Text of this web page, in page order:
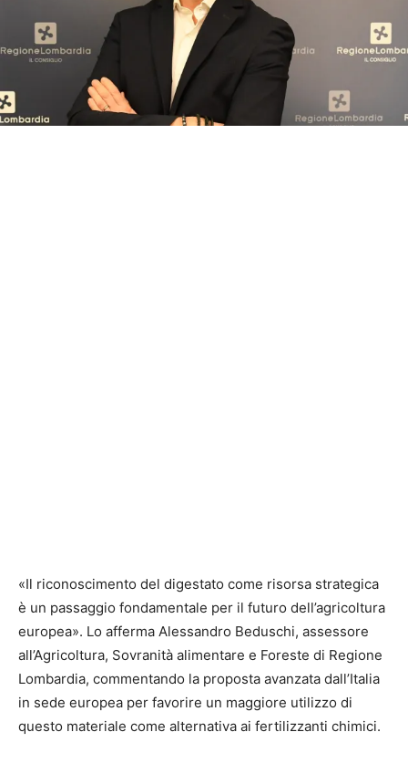
«Il riconoscimento del digestato come risorsa strategica
è un passaggio fondamentale per il futuro dell’agricoltura
europea». Lo afferma Alessandro Beduschi, assessore
all’Agricoltura, Sovranità alimentare e Foreste di Regione
Lombardia, commentando la proposta avanzata dall’Italia
in sede europea per favorire un maggiore utilizzo di
questo materiale come alternativa ai fertilizzanti chimici.